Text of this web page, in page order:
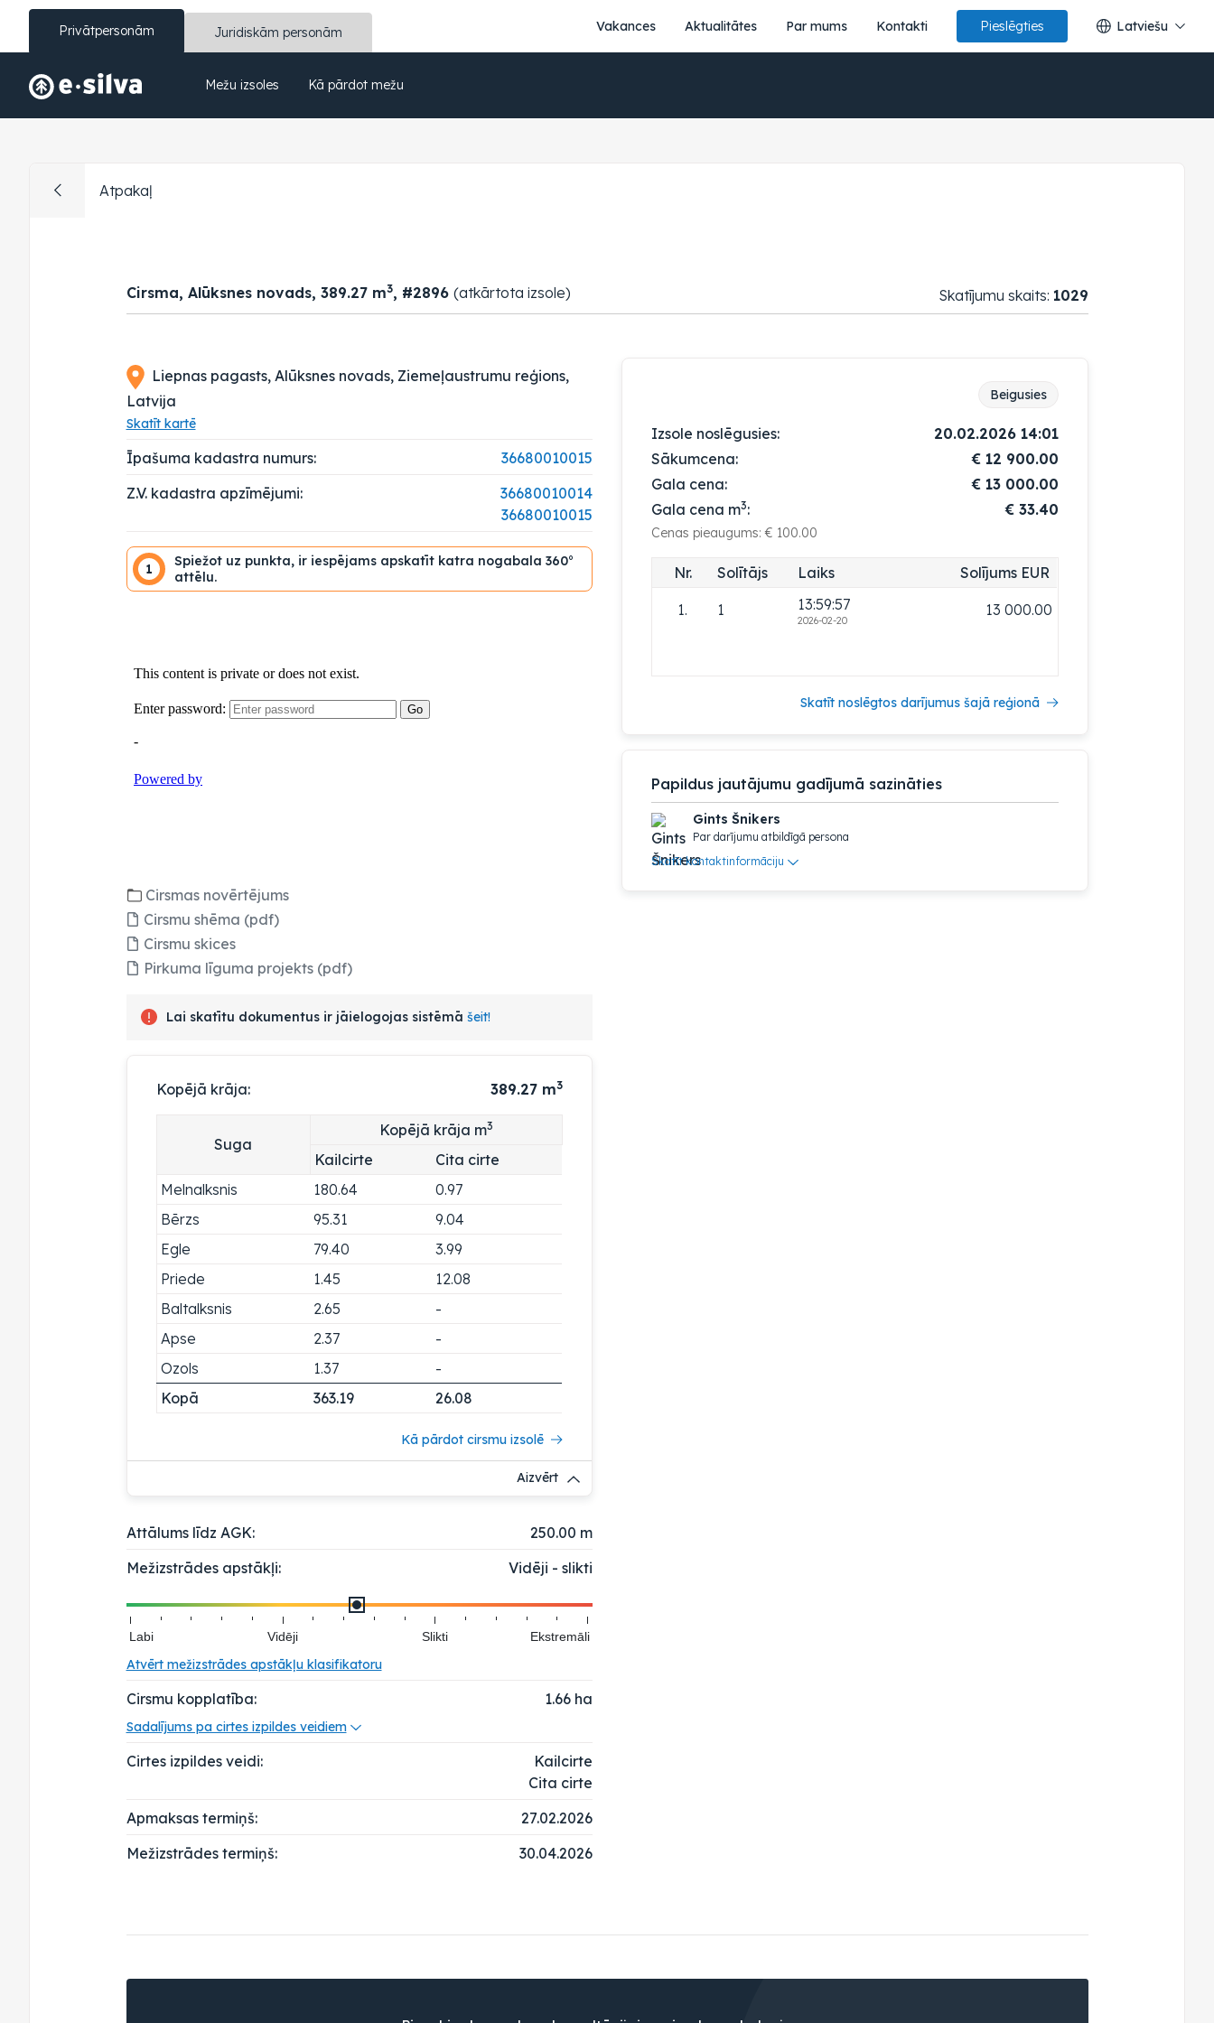
Privātpersonām Juridiskām personām Vakances Aktualitātes Par mums Kontakti Pieslēgties Latviešu
Mežu izsoles Kā pārdot mežu
Atpakaļ
Cirsma, Alūksnes novads, 389.27 m3, #2896 (atkārtota izsole) Skatījumu skaits: 1029
Liepnas pagasts, Alūksnes novads, Ziemeļaustrumu reģions,
Latvija
Skatīt kartē
Īpašuma kadastra numurs:
36680010015
Z.V. kadastra apzīmējumi:
36680010014
36680010015
1
Spiežot uz punkta, ir iespējams apskatīt katra nogabala 360°
attēlu.
Cirsmas novērtējums
Cirsmu shēma (pdf)
Cirsmu skices
Pirkuma līguma projekts (pdf)
Lai skatītu dokumentus ir jāielogojas sistēmā šeit!
Kopējā krāja: 389.27 m3
Suga
Kopējā krāja m3
Kailcirte
Cita cirte
Melnalksnis
180.64
0.97
Bērzs
95.31
9.04
Egle
79.40
3.99
Priede
1.45
12.08
Baltalksnis
2.65
-
Apse
2.37
-
Ozols
1.37
-
Kopā
363.19 26.08
Kā pārdot cirsmu izsolē
Aizvērt
Attālums līdz AGK:
250.00 m
Mežizstrādes apstākļi:
Vidēji - slikti
Labi Vidēji Slikti Ekstremāli
Atvērt mežizstrādes apstākļu klasifikatoru
Cirsmu kopplatība: 1.66 ha
Sadalījums pa cirtes izpildes veidiem
Cirtes izpildes veidi:
Kailcirte
Cita cirte
Apmaksas termiņš:
27.02.2026
Mežizstrādes termiņš:
30.04.2026
Beigusies
Izsole noslēgusies:
20.02.2026 14:01
Sākumcena:
€ 12 900.00
Gala cena:
€ 13 000.00
Gala cena m3: € 33.40
Cenas pieaugums: € 100.00
Nr. Solītājs Laiks Solījums EUR
1. 1 13:59:57
2026-02-20
13 000.00
Skatīt noslēgtos darījumus šajā reģionā
Papildus jautājumu gadījumā sazināties
Gints Šnikers
Par darījumu atbildīgā persona
Skatīt kontaktinformāciju